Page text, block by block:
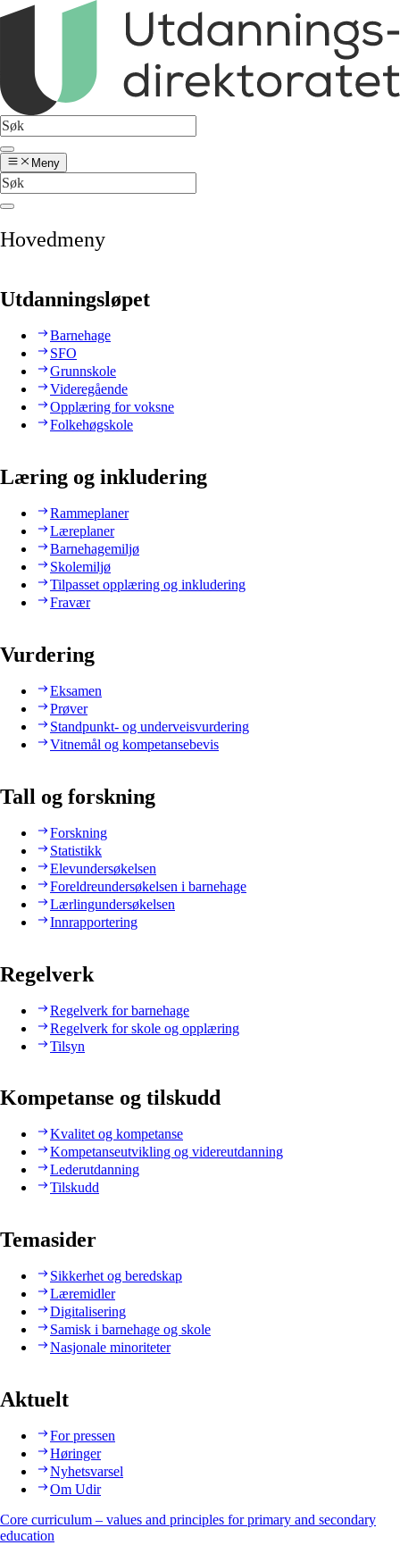
Meny
Hovedmeny
Utdanningsløpet
Barnehage
SFO
Grunnskole
Videregående
Opplæring for voksne
Folkehøgskole
Læring og inkludering
Rammeplaner
Læreplaner
Barnehagemiljø
Skolemiljø
Tilpasset opplæring og inkludering
Fravær
Vurdering
Eksamen
Prøver
Standpunkt- og underveisvurdering
Vitnemål og kompetansebevis
Tall og forskning
Forskning
Statistikk
Elevundersøkelsen
Foreldreundersøkelsen i barnehage
Lærlingundersøkelsen
Innrapportering
Regelverk
Regelverk for barnehage
Regelverk for skole og opplæring
Tilsyn
Kompetanse og tilskudd
Kvalitet og kompetanse
Kompetanseutvikling og videreutdanning
Lederutdanning
Tilskudd
Temasider
Sikkerhet og beredskap
Læremidler
Digitalisering
Samisk i barnehage og skole
Nasjonale minoriteter
Aktuelt
For pressen
Høringer
Nyhetsvarsel
Om Udir
Core curriculum – values and principles for primary and secondary
education